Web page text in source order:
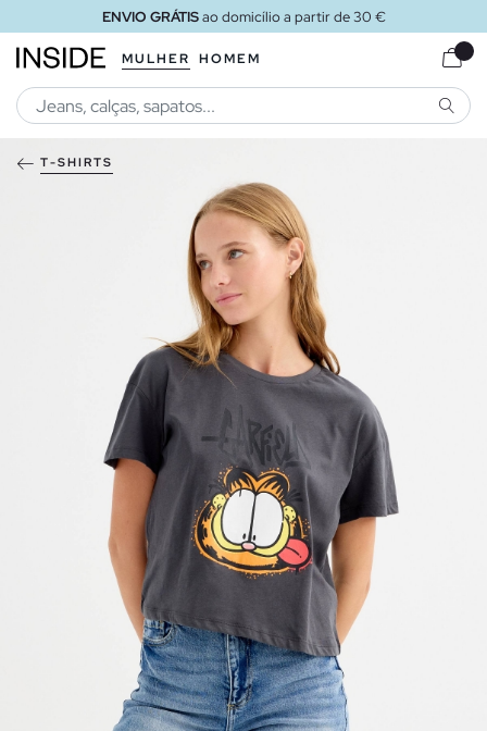
ENVIO GRÁTISao domicílio a partir de 30 €
MULHER HOMEM
T-SHIRTS